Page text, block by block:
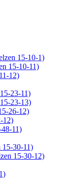
15-10-1)
15-10-11)
12)
23-11)
23-13)
26-12)
12)
11)
30-11)
15-30-12)